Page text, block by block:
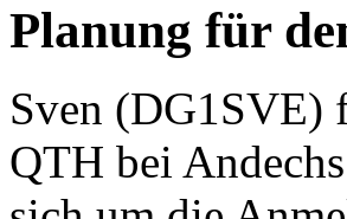
Planung für
Sven (DG1SVE)
QTH bei